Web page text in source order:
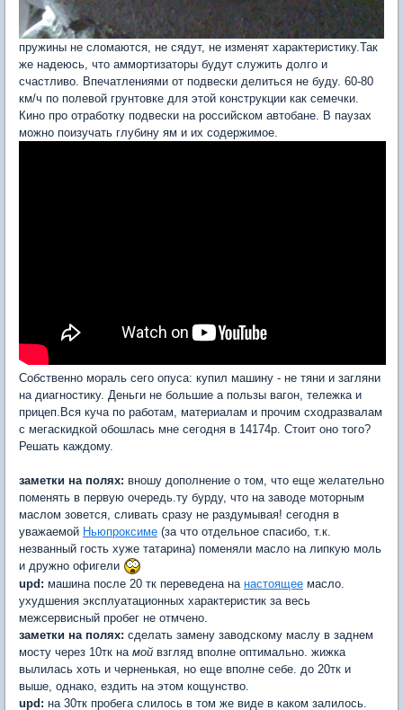
пружины не сломаются, не сядут, не изменят характеристику.Так
же надеюсь, что аммортизаторы будут служить долго и
счастливо. Впечатлениями от подвески делиться не буду. 60-80
км/ч по полевой грунтовке для этой конструкции как семечки.
Кино про отработку подвески на российском автобане. В паузах
можно поизучать глубину ям и их содержимое.
Собственно мораль сего опуса: купил машину - не тяни и загляни
на диагностику. Деньги не большие а пользы вагон, тележка и
прицеп.Вся куча по работам, материалам и прочим сходразвалам
с мегаскидкой обошлась мне сегодня в 14174р. Стоит оно того?
Решать каждому.
заметки на полях: вношу дополнение о том, что еще желательно
поменять в первую очередь.ту бурду, что на заводе моторным
маслом зовется, сливать сразу не раздумывая! сегодня в
уважаемой Ньюпроксиме (за что отдельное спасибо, т.к.
незванный гость хуже татарина) поменяли масло на липкую моль
и дружно офигели
upd: машина после 20 тк переведена на настоящее масло.
ухудшения эксплуатационных характеристик за весь
межсервисный пробег не отмчено.
заметки на полях: сделать замену заводскому маслу в заднем
мосту через 10тк на мой взгляд вполне оптимально. жижка
вылилась хоть и черненькая, но еще вполне себе. до 20тк и
выше, однако, ездить на этом кощунство.
upd: на 30тк пробега слилось в том же виде в каком залилось.